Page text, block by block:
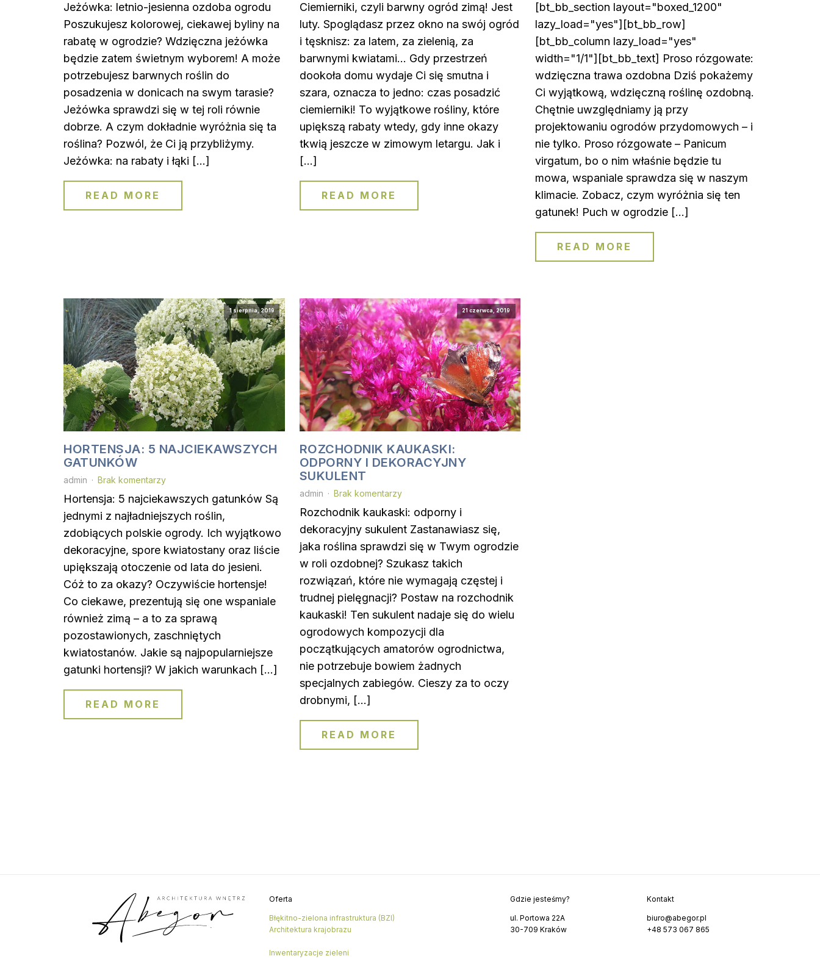
Jeżówka: letnio-jesienna ozdoba ogrodu
Poszukujesz kolorowej, ciekawej byliny na
rabatę w ogrodzie? Wdzięczna jeżówka
będzie zatem świetnym wyborem! A może
potrzebujesz barwnych roślin do
posadzenia w donicach na swym tarasie?
Jeżówka sprawdzi się w tej roli równie
dobrze. A czym dokładnie wyróżnia się ta
roślina? Pozwól, że Ci ją przybliżymy.
Jeżówka: na rabaty i łąki […]
READ MORE
Ciemierniki, czyli barwny ogród zimą! Jest
luty. Spoglądasz przez okno na swój ogród
i tęsknisz: za latem, za zielenią, za
barwnymi kwiatami… Gdy przestrzeń
dookoła domu wydaje Ci się smutna i
szara, oznacza to jedno: czas posadzić
ciemierniki! To wyjątkowe rośliny, które
upiększą rabaty wtedy, gdy inne okazy
tkwią jeszcze w zimowym letargu. Jak i
[…]
READ MORE
[bt_bb_section layout="boxed_1200"
lazy_load="yes"][bt_bb_row]
[bt_bb_column lazy_load="yes"
width="1/1"][bt_bb_text] Proso rózgowate:
wdzięczna trawa ozdobna Dziś pokażemy
Ci wyjątkową, wdzięczną roślinę ozdobną.
Chętnie uwzględniamy ją przy
projektowaniu ogrodów przydomowych – i
nie tylko. Proso rózgowate – Panicum
virgatum, bo o nim właśnie będzie tu
mowa, wspaniale sprawdza się w naszym
klimacie. Zobacz, czym wyróżnia się ten
gatunek! Puch w ogrodzie […]
READ MORE
1 sierpnia, 2019
HORTENSJA: 5 NAJCIEKAWSZYCH
GATUNKÓW
admin Brak komentarzy
Hortensja: 5 najciekawszych gatunków Są
jednymi z najładniejszych roślin,
zdobiących polskie ogrody. Ich wyjątkowo
dekoracyjne, spore kwiatostany oraz liście
upiększają otoczenie od lata do jesieni.
Cóż to za okazy? Oczywiście hortensje!
Co ciekawe, prezentują się one wspaniale
również zimą – a to za sprawą
pozostawionych, zaschniętych
kwiatostanów. Jakie są najpopularniejsze
gatunki hortensji? W jakich warunkach […]
READ MORE
21 czerwca, 2019
ROZCHODNIK KAUKASKI:
ODPORNY I DEKORACYJNY
SUKULENT
admin Brak komentarzy
Rozchodnik kaukaski: odporny i
dekoracyjny sukulent Zastanawiasz się,
jaka roślina sprawdzi się w Twym ogrodzie
w roli ozdobnej? Szukasz takich
rozwiązań, które nie wymagają częstej i
trudnej pielęgnacji? Postaw na rozchodnik
kaukaski! Ten sukulent nadaje się do wielu
ogrodowych kompozycji dla
początkujących amatorów ogrodnictwa,
nie potrzebuje bowiem żadnych
specjalnych zabiegów. Cieszy za to oczy
drobnymi, […]
READ MORE
Oferta
Błękitno-zielona infrastruktura (BZI)
Architektura krajobrazu
Inwentaryzacje zieleni
Gdzie jesteśmy?
ul. Portowa 22A
30-709 Kraków
Kontakt
biuro@abegor.pl
+48 573 067 865